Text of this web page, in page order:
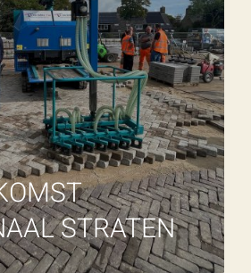
STRATEN